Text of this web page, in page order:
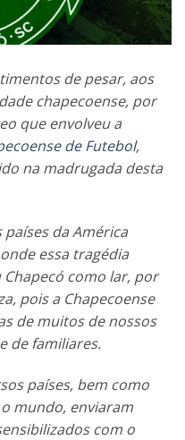
de pesar, aos
chapecoense, por
que envolveu a
de Futebol,
na madrugada desta
da América
essa tragédia
como lar, por
pois a Chapecoense
de muitos de nossos
de familiares.
países, bem como
mundo, enviaram
com o